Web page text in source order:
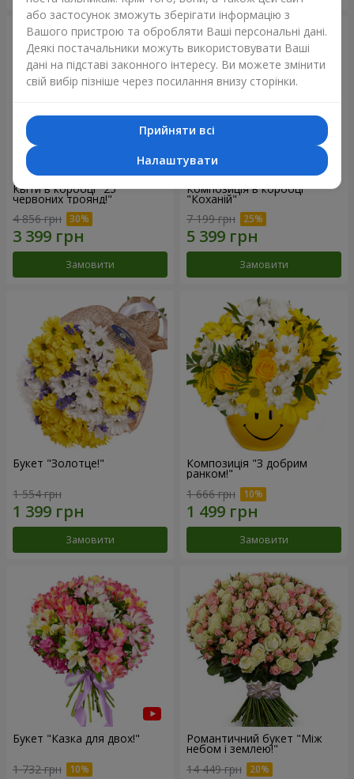
Квіти в коробці "25
червоних троянд!"
4 856 грн
Замовити
Композиція в коробці
"Коханій"
7 199 грн
Замовити
Букет "Золотце!"
1 554 грн
Замовити
Композиція "З добрим
ранком!"
1 666 грн
Замовити
Букет "Казка для двох!"
1 732 грн
Романтичний букет "Між
небом і землею!"
14 449 грн
або застосунок зможуть зберігати інформацію з
Вашого пристрою та обробляти Ваші персональні дані.
Деякі постачальники можуть використовувати Ваші
дані на підставі законного інтересу. Ви можете змінити
свій вибір пізніше через посилання внизу сторінки.
Прийняти всі
Налаштувати